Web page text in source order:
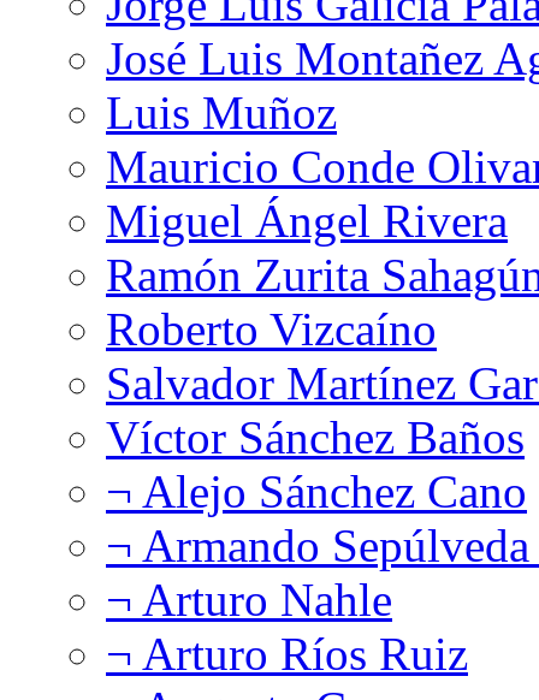
José Luis Montañez
Luis Muñoz
Mauricio Conde
Miguel Ángel Rivera
Ramón Zurita
Roberto Vizcaíno
Salvador Martínez
Víctor Sánchez Baños
¬ Alejo Sánchez Cano
¬ Armando
¬ Arturo Nahle
¬ Arturo Ríos Ruiz